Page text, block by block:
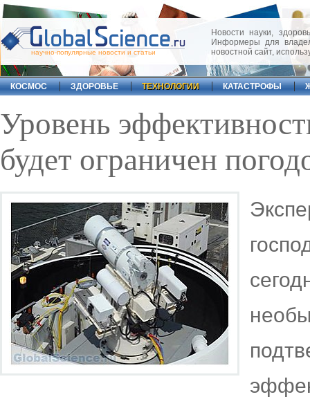
научно-популярные новости и статьи
Новости науки,
Информеры для
новостной сайт,
КОСМОС ЗДОРОВЬЕ ТЕХНОЛОГИИ КАТАСТРОФЫ
Уровень
будет ограничен